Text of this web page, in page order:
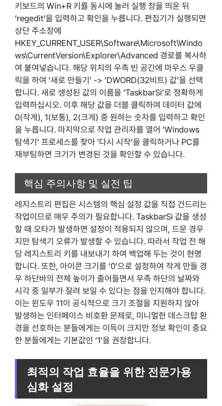
키보드의 Win+R 키를 동시에 눌러 실행 창을 띄운 뒤
‘regedit’을 입력하고 확인을 누릅니다. 편집기가 실행되면
상단 주소창에
HKEY_CURRENT_USER\Software\Microsoft\Windo
ws\CurrentVersion\Explorer\Advanced 경로를 복사하
여 붙여넣습니다. 해당 위치의 우측 빈 공간에 마우스 우클
릭을 하여 ‘새로 만들기’ -> ‘DWORD(32비트) 값’을 선택
합니다. 새로 생성된 값의 이름을 ‘TaskbarSi’로 정확하게
입력하십시오. 이후 해당 값을 더블 클릭하여 데이터 값에
0(작게), 1(보통), 2(크게) 중 원하는 숫자를 입력하고 확인
을 누릅니다. 마지막으로 작업 관리자를 열어 ‘Windows
탐색기’ 프로세스를 찾아 ‘다시 시작’을 클릭하거나 PC를
재부팅하면 크기가 변경된 것을 확인할 수 있습니다.
핵심 주의사항 및 실전 팁
레지스트리 편집은 시스템의 핵심 설정 값을 직접 건드리는
작업이므로 매우 주의가 필요합니다. TaskbarSi 값을 생성
할 때 오타가 발생하면 설정이 적용되지 않으며, 드문 경우
지만 탐색기 오류가 발생할 수 있습니다. 따라서 작업 전 해
당 레지스트리 키를 내보내기 하여 백업해 두는 것이 현명
합니다. 또한, 아이콘 크기를 ‘0’으로 설정하여 작게 만들 경
우 하단바의 전체 높이가 줄어들면서 우측 하단의 날짜와
시각 중 일부가 잘려 보일 수 있다는 점을 인지해야 합니다.
이는 윈도우 11이 공식적으로 크기 조절을 지원하지 않아
발생하는 인터페이스 비호환 문제로, 미니멀한 데스크탑 환
경을 선호하는 분들에게는 이득이 크지만 정보 확인이 중요
한 분들에게는 기본값인 ‘1’을 권장합니다.
최적의 작업 효율을 위한 전문가용
심화 설정